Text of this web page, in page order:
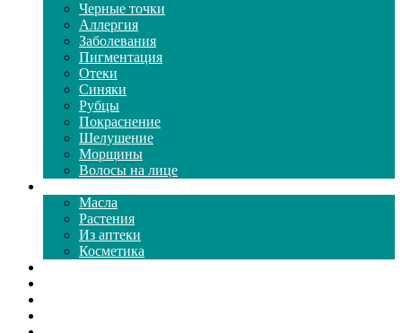
Черные точки
Аллергия
Заболевания
Пигментация
Отеки
Синяки
Рубцы
Покраснение
Шелушение
Морщины
Волосы на лице
Масла
Растения
Из аптеки
Косметика